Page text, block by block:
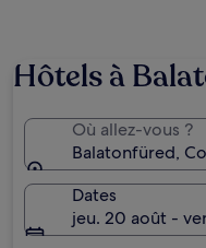
Hôtels à
Où allez-vous ?
Balatonfüred,
Dates
jeu. 20 août -